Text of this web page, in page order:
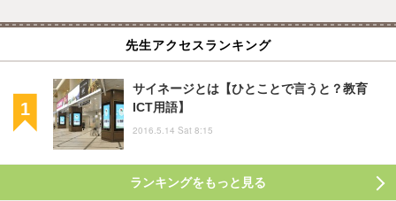
先生アクセスランキング
サイネージとは【ひとことで言うと？教育
ICT用語】
2016.5.14 Sat 8:15
ランキングをもっと見る